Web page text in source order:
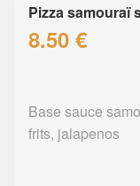
Pizza samouraï
8.50 €
Base sauce
frits, jalapenos